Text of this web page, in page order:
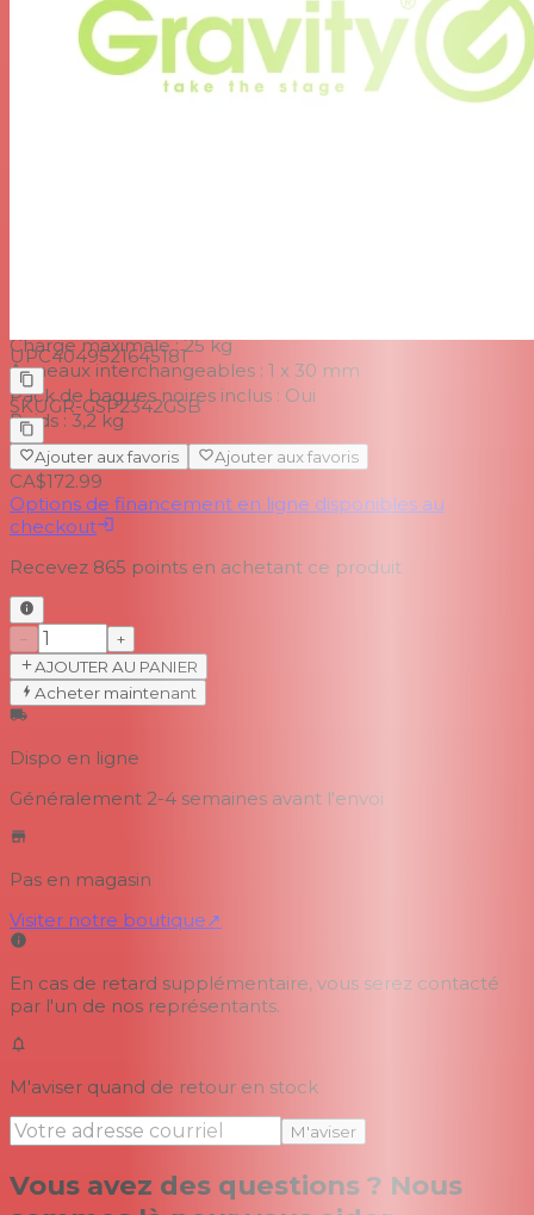
Type de produit : Supports et trépieds
Type : Barre d'écartement
Matériau du tube : Acier
Charge maximale : 25 kg
Anneaux interchangeables : 1 x 30 mm
Pack de bagues noires inclus : Oui
Poids : 3,2 kg
UPC4049521645181
SKUGR-GSP2342GSB
Ajouter aux favoris Ajouter aux favoris
CA$172.99
Options de financement en ligne disponibles au
checkout
Recevez 865 points en achetant ce produit
−
+
AJOUTER AU PANIER
Acheter maintenant
Dispo en ligne
Généralement 2-4 semaines avant l'envoi
Pas en magasin
Visiter notre boutique↗
En cas de retard supplémentaire, vous serez contacté
par l'un de nos représentants.
M'aviser quand de retour en stock
M'aviser
Vous avez des questions ? Nous